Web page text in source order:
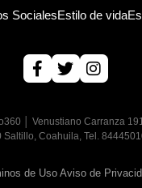
SocialesEstilo de vida
│ Venustiano Carranza
Saltillo, Coahuila, Tel.
de UsoAviso de